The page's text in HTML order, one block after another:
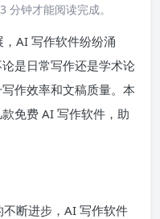
钟才能阅读完成。
AI 写作软件纷纷涌
是日常写作还是学术论
作效率和文稿质量。本
免费 AI 写作软件，助
断进步，AI 写作软件